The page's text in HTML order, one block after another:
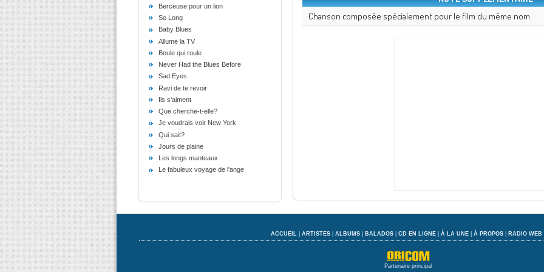
Berceuse pour un lion
So Long
Baby Blues
Allume la TV
Boule qui roule
Never Had the Blues Before
Sad Eyes
Ravi de te revoir
Ils s'aiment
Que cherche-t-elle?
Je voudrais voir New York
Qui sait?
Jours de plaine
Les longs manteaux
Le fabuleux voyage de l'ange
Chanson composée spécialement pour le film du même nom.
ACCUEIL ARTISTES ALBUMS BALADOS CD EN LIGNE À LA UNE À PROPOS RADIO WEB
Partenaire principal